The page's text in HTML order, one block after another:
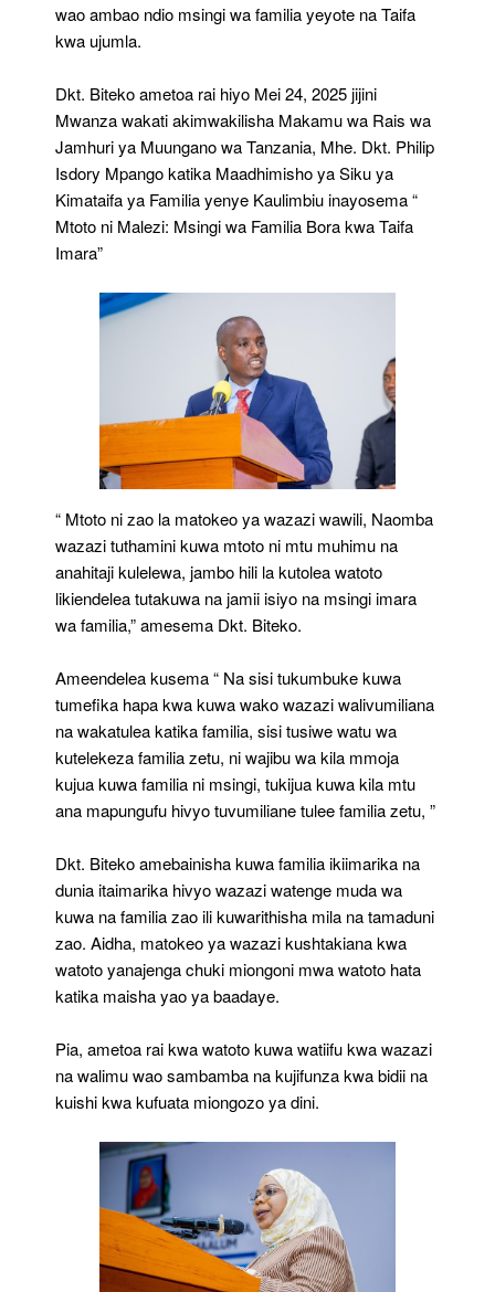
wao ambao ndio msingi wa familia yeyote na Taifa
kwa ujumla.
Dkt. Biteko ametoa rai hiyo Mei 24, 2025 jijini
Mwanza wakati akimwakilisha Makamu wa Rais wa
Jamhuri ya Muungano wa Tanzania, Mhe. Dkt. Philip
Isdory Mpango katika Maadhimisho ya Siku ya
Kimataifa ya Familia yenye Kaulimbiu inayosema “
Mtoto ni Malezi: Msingi wa Familia Bora kwa Taifa
Imara”
“ Mtoto ni zao la matokeo ya wazazi wawili, Naomba
wazazi tuthamini kuwa mtoto ni mtu muhimu na
anahitaji kulelewa, jambo hili la kutolea watoto
likiendelea tutakuwa na jamii isiyo na msingi imara
wa familia,” amesema Dkt. Biteko.
Ameendelea kusema “ Na sisi tukumbuke kuwa
tumefika hapa kwa kuwa wako wazazi walivumiliana
na wakatulea katika familia, sisi tusiwe watu wa
kutelekeza familia zetu, ni wajibu wa kila mmoja
kujua kuwa familia ni msingi, tukijua kuwa kila mtu
ana mapungufu hivyo tuvumiliane tulee familia zetu, ”
Dkt. Biteko amebainisha kuwa familia ikiimarika na
dunia itaimarika hivyo wazazi watenge muda wa
kuwa na familia zao ili kuwarithisha mila na tamaduni
zao. Aidha, matokeo ya wazazi kushtakiana kwa
watoto yanajenga chuki miongoni mwa watoto hata
katika maisha yao ya baadaye.
Pia, ametoa rai kwa watoto kuwa watiifu kwa wazazi
na walimu wao sambamba na kujifunza kwa bidii na
kuishi kwa kufuata miongozo ya dini.